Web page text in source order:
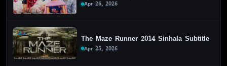
Apr 26, 2026
The Maze Runner 2014 Sinhala Subtitle
Apr 25, 2026